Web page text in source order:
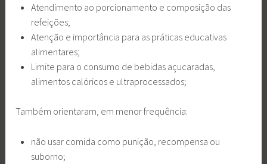
Atendimento ao porcionamento e composição das
refeições;
Atenção e importância para as práticas educativas
alimentares;
Limite para o consumo de bebidas açucaradas,
alimentos calóricos e ultraprocessados;
Também orientaram, em menor frequência:
não usar comida como punição, recompensa ou
suborno;